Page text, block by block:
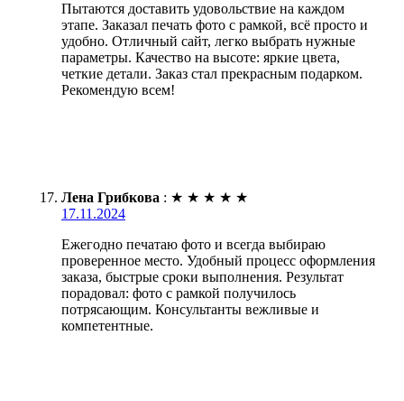
Пытаются доставить удовольствие на каждом
этапе. Заказал печать фото с рамкой, всё просто и
удобно. Отличный сайт, легко выбрать нужные
параметры. Качество на высоте: яркие цвета,
четкие детали. Заказ стал прекрасным подарком.
Рекомендую всем!
Лена Грибкова : ★ ★ ★ ★ ★
17.11.2024
Ежегодно печатаю фото и всегда выбираю
проверенное место. Удобный процесс оформления
заказа, быстрые сроки выполнения. Результат
порадовал: фото с рамкой получилось
потрясающим. Консультанты вежливые и
компетентные.